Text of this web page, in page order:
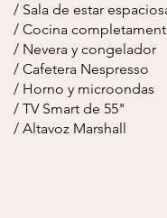
/ Sala de estar
/ Cocina
/ Nevera y congelador
/ Cafetera Nespresso
/ Horno y microondas
/ TV Smart de 55"
/ Altavoz Marshall